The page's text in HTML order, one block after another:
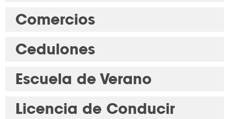
Comercios
Cedulones
Escuela de Verano
Licencia de Conducir